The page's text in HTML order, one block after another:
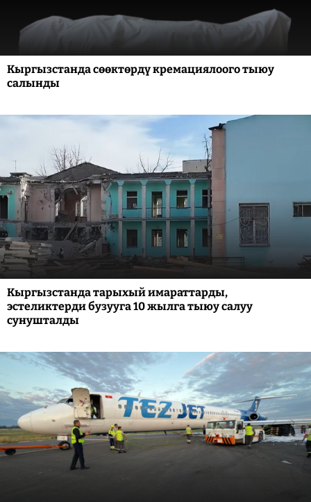
Кыргызстанда сөөктөрдү кремациялоого тыюу
салынды
Кыргызстанда тарыхый имараттарды,
эстеликтерди бузууга 10 жылга тыюу салуу
сунушталды